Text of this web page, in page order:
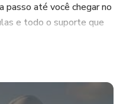
passo até você chegar no
e todo o suporte que
de um apartamento e